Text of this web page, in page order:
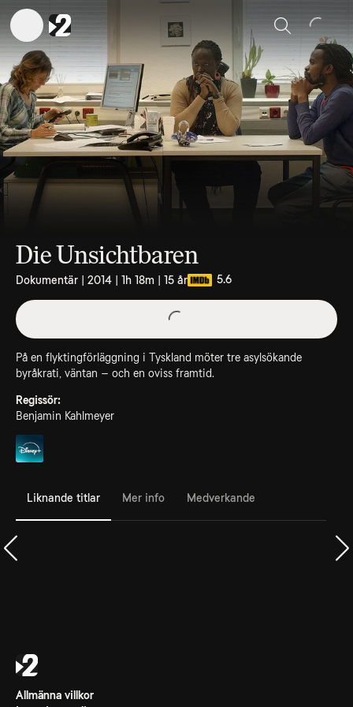
Sök
Die Unsichtbaren
Dokumentär | 2014 | 1h 18m | 15 år 5.6
På en flyktingförläggning i Tyskland möter tre asylsökande
byråkrati, väntan – och en oviss framtid.
Regissör:
Benjamin Kahlmeyer
Liknande titlar Mer info Medverkande
Allmänna villkor